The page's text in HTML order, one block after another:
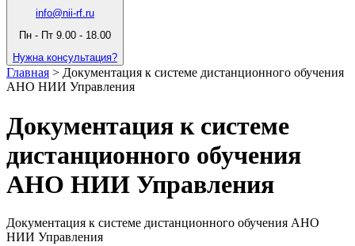
info@nii-rf.ru
Пн - Пт 9.00 - 18.00
Нужна консультация?
Главная > Документация к системе дистанционного обучения
АНО НИИ Управления
Документация к системе
дистанционного обучения
АНО НИИ Управления
Документация к системе дистанционного обучения АНО
НИИ Управления